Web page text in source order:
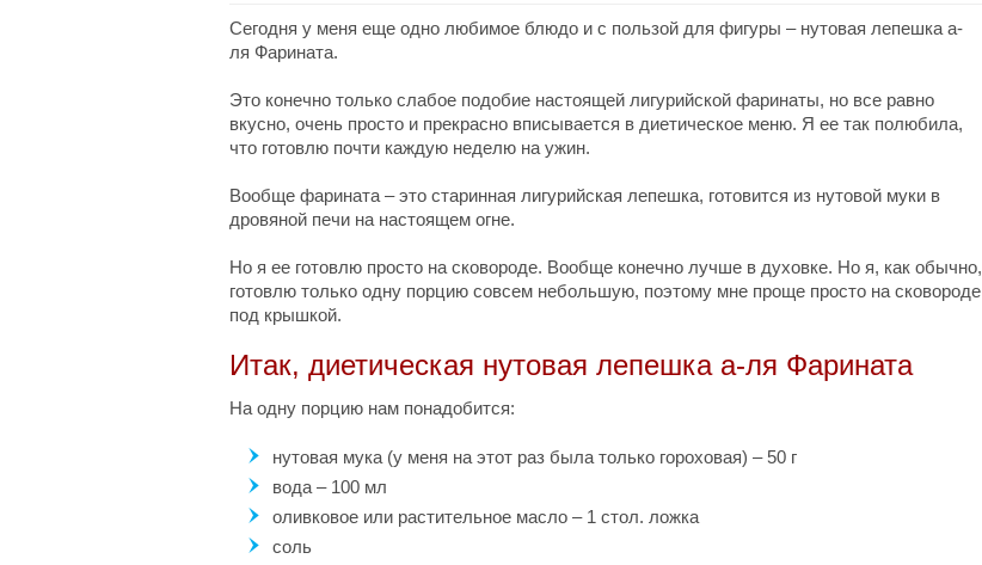
Сегодня у меня еще одно любимое блюдо и с пользой для фигуры – нутовая лепешка а-
ля Фарината.
Это конечно только слабое подобие настоящей лигурийской фаринаты, но все равно
вкусно, очень просто и прекрасно вписывается в диетическое меню. Я ее так полюбила,
что готовлю почти каждую неделю на ужин.
Вообще фарината – это старинная лигурийская лепешка, готовится из нутовой муки в
дровяной печи на настоящем огне.
Но я ее готовлю просто на сковороде. Вообще конечно лучше в духовке. Но я, как обычно,
готовлю только одну порцию совсем небольшую, поэтому мне проще просто на сковороде
под крышкой.
Итак, диетическая нутовая лепешка а-ля Фарината
На одну порцию нам понадобится:
нутовая мука (у меня на этот раз была только гороховая) – 50 г
вода – 100 мл
оливковое или растительное масло – 1 стол. ложка
соль